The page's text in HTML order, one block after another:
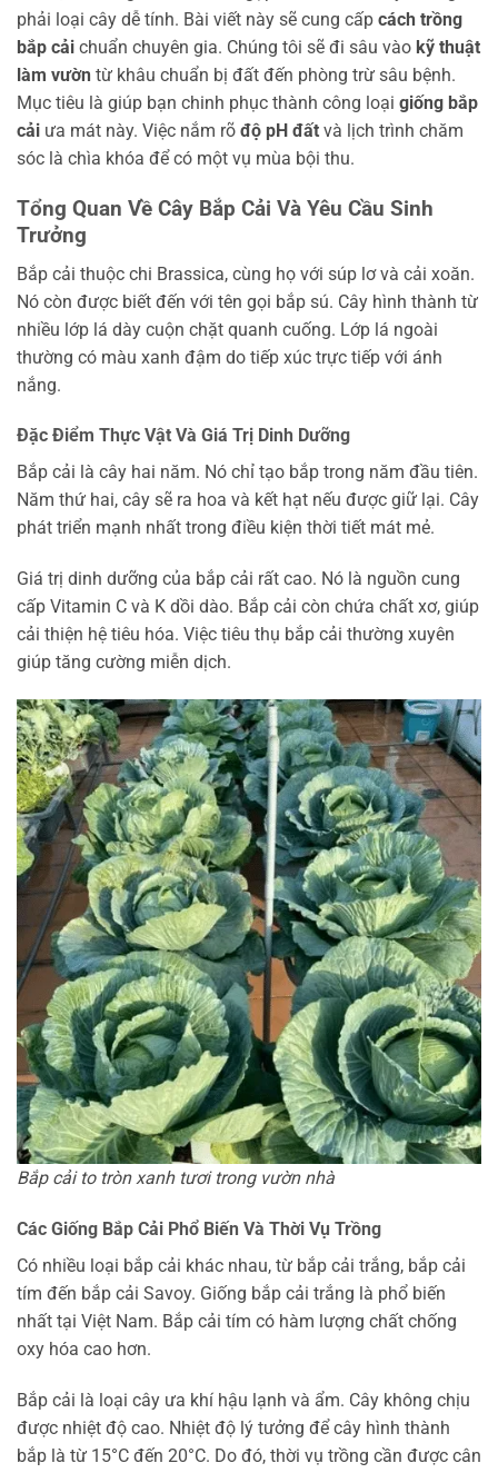
phải loại cây dễ tính. Bài viết này sẽ cung cấp cách trồng
bắp cải chuẩn chuyên gia. Chúng tôi sẽ đi sâu vào kỹ thuật
làm vườn từ khâu chuẩn bị đất đến phòng trừ sâu bệnh.
Mục tiêu là giúp bạn chinh phục thành công loại giống bắp
cải ưa mát này. Việc nắm rõ độ pH đất và lịch trình chăm
sóc là chìa khóa để có một vụ mùa bội thu.
Tổng Quan Về Cây Bắp Cải Và Yêu Cầu Sinh
Trưởng
Bắp cải thuộc chi Brassica, cùng họ với súp lơ và cải xoăn.
Nó còn được biết đến với tên gọi bắp sú. Cây hình thành từ
nhiều lớp lá dày cuộn chặt quanh cuống. Lớp lá ngoài
thường có màu xanh đậm do tiếp xúc trực tiếp với ánh
nắng.
Đặc Điểm Thực Vật Và Giá Trị Dinh Dưỡng
Bắp cải là cây hai năm. Nó chỉ tạo bắp trong năm đầu tiên.
Năm thứ hai, cây sẽ ra hoa và kết hạt nếu được giữ lại. Cây
phát triển mạnh nhất trong điều kiện thời tiết mát mẻ.
Giá trị dinh dưỡng của bắp cải rất cao. Nó là nguồn cung
cấp Vitamin C và K dồi dào. Bắp cải còn chứa chất xơ, giúp
cải thiện hệ tiêu hóa. Việc tiêu thụ bắp cải thường xuyên
giúp tăng cường miễn dịch.
Bắp cải to tròn xanh tươi trong vườn nhà
Các Giống Bắp Cải Phổ Biến Và Thời Vụ Trồng
Có nhiều loại bắp cải khác nhau, từ bắp cải trắng, bắp cải
tím đến bắp cải Savoy. Giống bắp cải trắng là phổ biến
nhất tại Việt Nam. Bắp cải tím có hàm lượng chất chống
oxy hóa cao hơn.
Bắp cải là loại cây ưa khí hậu lạnh và ẩm. Cây không chịu
được nhiệt độ cao. Nhiệt độ lý tưởng để cây hình thành
bắp là từ 15°C đến 20°C. Do đó, thời vụ trồng cần được cân